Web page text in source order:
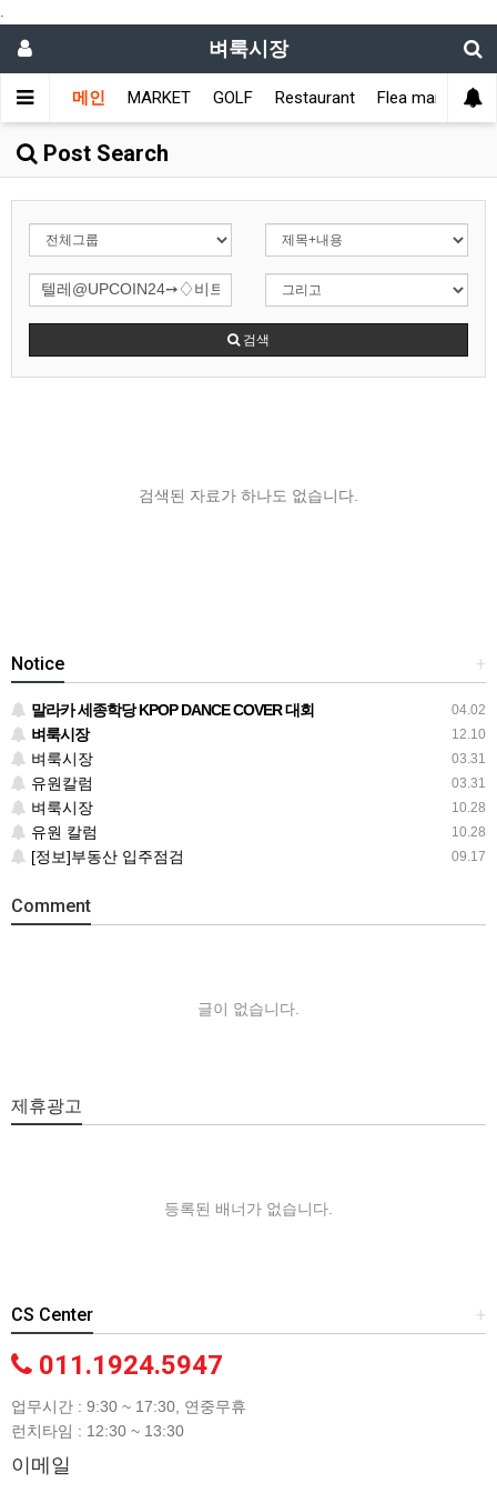
.
벼룩시장
메인 MARKET GOLF Restaurant Flea market
Post Search
검색
검색된 자료가 하나도 없습니다.
+
Notice
04.02
말라카 세종학당 KPOP DANCE COVER 대회
12.10
벼룩시장
03.31
벼룩시장
03.31
유원칼럼
10.28
벼룩시장
10.28
유원 칼럼
09.17
[정보]부동산 입주점검
Comment
글이 없습니다.
제휴광고
등록된 배너가 없습니다.
+
CS Center
011.1924.5947
업무시간 : 9:30 ~ 17:30, 연중무휴
런치타임 : 12:30 ~ 13:30
이메일